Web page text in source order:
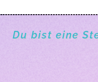
Du bist eine